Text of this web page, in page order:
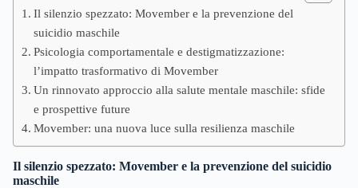
Il silenzio spezzato: Movember e la prevenzione del
suicidio maschile
Psicologia comportamentale e destigmatizzazione:
l’impatto trasformativo di Movember
Un rinnovato approccio alla salute mentale maschile: sfide
e prospettive future
Movember: una nuova luce sulla resilienza maschile
Il silenzio spezzato: Movember e la prevenzione del suicidio
maschile